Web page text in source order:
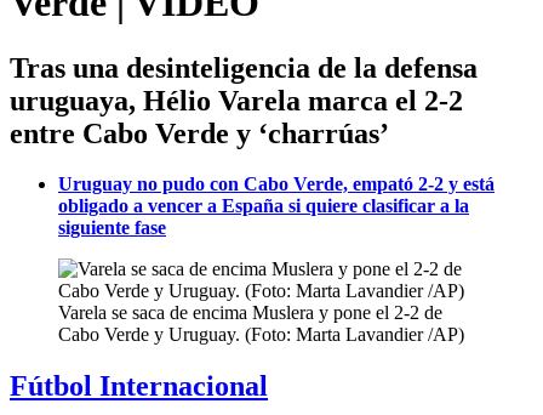
Tras una desinteligencia de la defensa
uruguaya, Hélio Varela marca el 2-2
entre Cabo Verde y ‘charrúas’
Uruguay no pudo con Cabo Verde, empató 2-2 y está
obligado a vencer a España si quiere clasificar a la
siguiente fase
Varela se saca de encima Muslera y pone el 2-2 de
Cabo Verde y Uruguay. (Foto: Marta Lavandier /AP)
Fútbol Internacional